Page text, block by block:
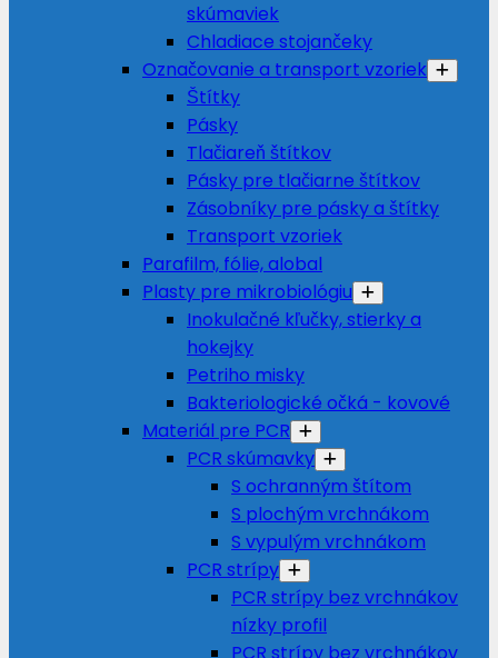
skúmaviek
Chladiace stojančeky
Označovanie a transport vzoriek
Štítky
Pásky
Tlačiareň štítkov
Pásky pre tlačiarne štítkov
Zásobníky pre pásky a štítky
Transport vzoriek
Parafilm, fólie, alobal
Plasty pre mikrobiológiu
Inokulačné kľučky, stierky a
hokejky
Petriho misky
Bakteriologické očká - kovové
Materiál pre PCR
PCR skúmavky
S ochranným štítom
S plochým vrchnákom
S vypulým vrchnákom
PCR strípy
PCR strípy bez vrchnákov
nízky profil